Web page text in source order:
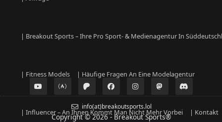
| Breakout Sports – Ihre Pro Sport- & Medienagentur In
| Fitness Models | Häufige Fragen An Eine Modelagentur
| Influencer – An Ihnen Kommt Man Nicht Mehr Vorbei | Kontakt
info(at)breakoutsports.lol
Copyright © 2026 - Breakout Sports®